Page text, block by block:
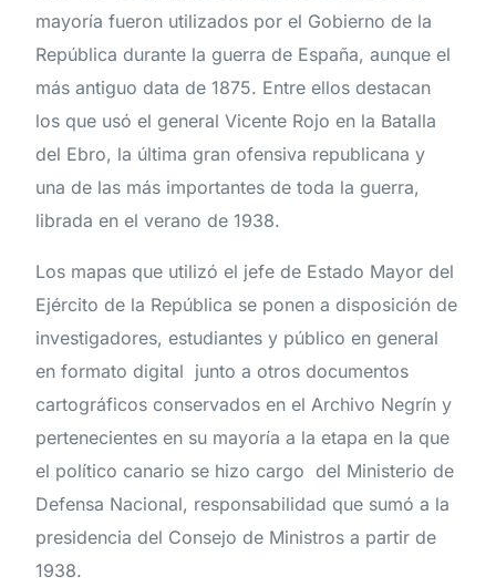
mayoría fueron utilizados por el Gobierno de la
República durante la guerra de España, aunque el
más antiguo data de 1875. Entre ellos destacan
los que usó el general Vicente Rojo en la Batalla
del Ebro, la última gran ofensiva republicana y
una de las más importantes de toda la guerra,
librada en el verano de 1938.
Los mapas que utilizó el jefe de Estado Mayor del
Ejército de la República se ponen a disposición de
investigadores, estudiantes y público en general
en formato digital junto a otros documentos
cartográficos conservados en el Archivo Negrín y
pertenecientes en su mayoría a la etapa en la que
el político canario se hizo cargo del Ministerio de
Defensa Nacional, responsabilidad que sumó a la
presidencia del Consejo de Ministros a partir de
1938.